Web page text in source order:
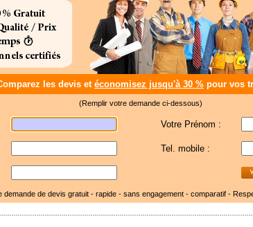
les devis et économisez jusqu'à 30 % pour vos
(Remplir votre demande ci-dessous)
Votre Prénom :
Tel. mobile :
demande de devis gratuit - rapide - sans engagement - comparatif -